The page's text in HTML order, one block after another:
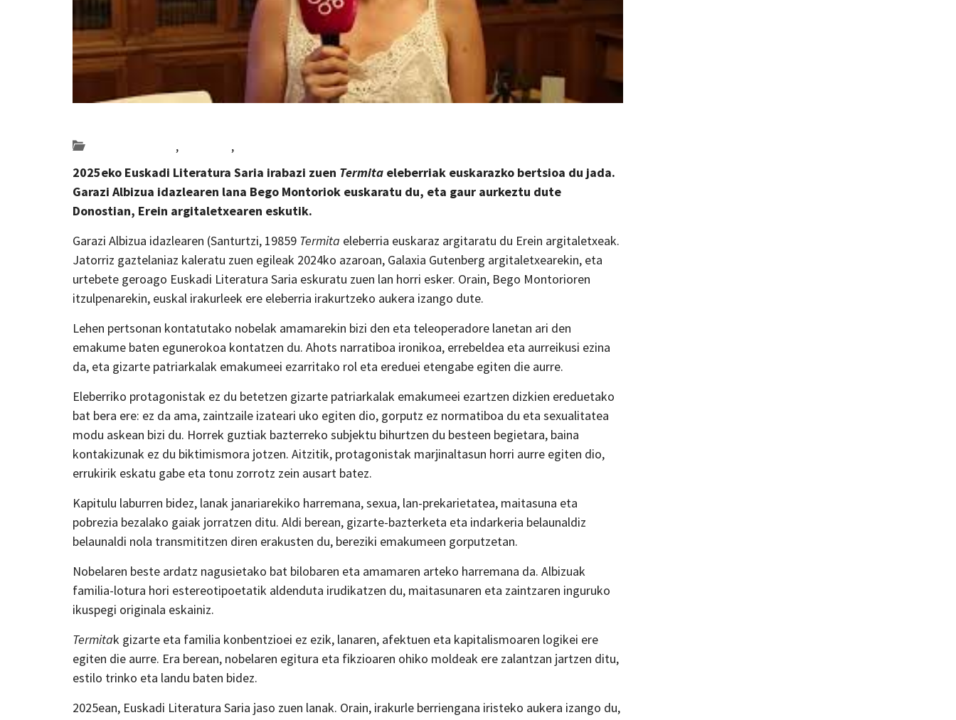
, ,
2025eko Euskadi Literatura Saria irabazi zuen Termita eleberriak euskarazko bertsioa du jada.
Garazi Albizua idazlearen lana Bego Montoriok euskaratu du, eta gaur aurkeztu dute
Donostian, Erein argitaletxearen eskutik.
Garazi Albizua idazlearen (Santurtzi, 19859 Termita eleberria euskaraz argitaratu du Erein argitaletxeak.
Jatorriz gaztelaniaz kaleratu zuen egileak 2024ko azaroan, Galaxia Gutenberg argitaletxearekin, eta
urtebete geroago Euskadi Literatura Saria eskuratu zuen lan horri esker. Orain, Bego Montorioren
itzulpenarekin, euskal irakurleek ere eleberria irakurtzeko aukera izango dute.
Lehen pertsonan kontatutako nobelak amamarekin bizi den eta teleoperadore lanetan ari den
emakume baten egunerokoa kontatzen du. Ahots narratiboa ironikoa, errebeldea eta aurreikusi ezina
da, eta gizarte patriarkalak emakumeei ezarritako rol eta ereduei etengabe egiten die aurre.
Eleberriko protagonistak ez du betetzen gizarte patriarkalak emakumeei ezartzen dizkien ereduetako
bat bera ere: ez da ama, zaintzaile izateari uko egiten dio, gorputz ez normatiboa du eta sexualitatea
modu askean bizi du. Horrek guztiak bazterreko subjektu bihurtzen du besteen begietara, baina
kontakizunak ez du biktimismora jotzen. Aitzitik, protagonistak marjinaltasun horri aurre egiten dio,
errukirik eskatu gabe eta tonu zorrotz zein ausart batez.
Kapitulu laburren bidez, lanak janariarekiko harremana, sexua, lan-prekarietatea, maitasuna eta
pobrezia bezalako gaiak jorratzen ditu. Aldi berean, gizarte-bazterketa eta indarkeria belaunaldiz
belaunaldi nola transmititzen diren erakusten du, bereziki emakumeen gorputzetan.
Nobelaren beste ardatz nagusietako bat bilobaren eta amamaren arteko harremana da. Albizuak
familia-lotura hori estereotipoetatik aldenduta irudikatzen du, maitasunaren eta zaintzaren inguruko
ikuspegi originala eskainiz.
Termitak gizarte eta familia konbentzioei ez ezik, lanaren, afektuen eta kapitalismoaren logikei ere
egiten die aurre. Era berean, nobelaren egitura eta fikzioaren ohiko moldeak ere zalantzan jartzen ditu,
estilo trinko eta landu baten bidez.
2025ean, Euskadi Literatura Saria jaso zuen lanak. Orain, irakurle berriengana iristeko aukera izango du,